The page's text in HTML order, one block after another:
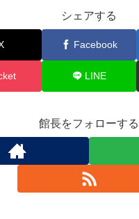
シェアする
Facebook
LINE
館長をフォローする